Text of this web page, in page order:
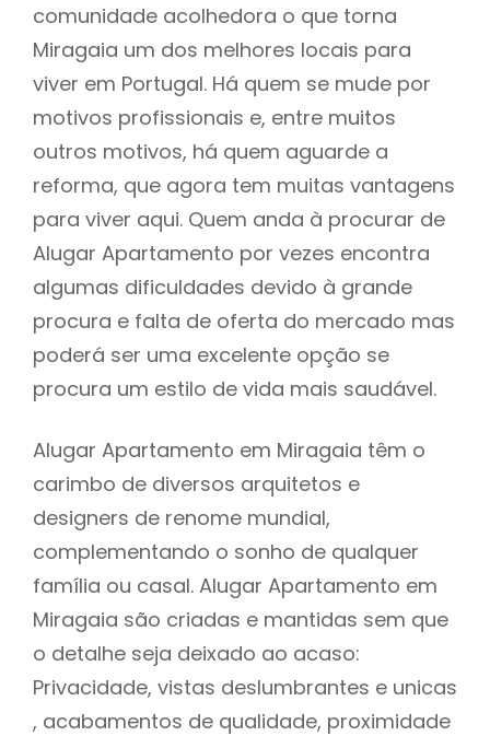
comunidade acolhedora o que torna
Miragaia um dos melhores locais para
viver em Portugal. Há quem se mude por
motivos profissionais e, entre muitos
outros motivos, há quem aguarde a
reforma, que agora tem muitas vantagens
para viver aqui. Quem anda à procurar de
Alugar Apartamento por vezes encontra
algumas dificuldades devido à grande
procura e falta de oferta do mercado mas
poderá ser uma excelente opção se
procura um estilo de vida mais saudável.
Alugar Apartamento em Miragaia têm o
carimbo de diversos arquitetos e
designers de renome mundial,
complementando o sonho de qualquer
família ou casal. Alugar Apartamento em
Miragaia são criadas e mantidas sem que
o detalhe seja deixado ao acaso:
Privacidade, vistas deslumbrantes e unicas
, acabamentos de qualidade, proximidade